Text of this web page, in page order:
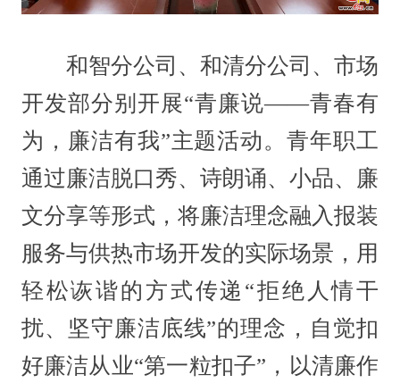
和智分公司、和清分公司、市场
开发部分别开展“青廉说——青春有
为，廉洁有我”主题活动。青年职工
通过廉洁脱口秀、诗朗诵、小品、廉
文分享等形式，将廉洁理念融入报装
服务与供热市场开发的实际场景，用
轻松诙谐的方式传递“拒绝人情干
扰、坚守廉洁底线”的理念，自觉扣
好廉洁从业“第一粒扣子”，以清廉作